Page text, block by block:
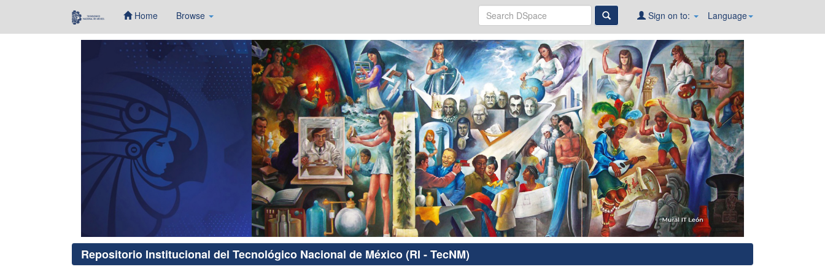
Home Browse Language
Sign on to:
Repositorio Institucional del Tecnológico Nacional de México (RI - TecNM)